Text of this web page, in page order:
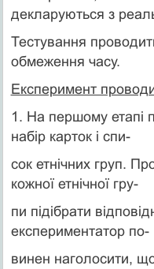
декларуються з
Тестування
обмеження часу.
Експеримент
1. На першому етапі
набір карток і спи-
сок етнічних груп.
кожної етнічної гру-
пи підібрати
експериментатор по-
винен наголосити,